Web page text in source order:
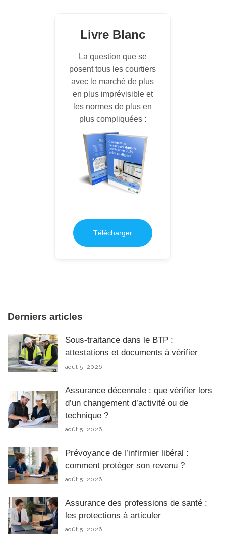
Livre Blanc
La question que se
posent tous les courtiers
avec le marché de plus
en plus imprévisible et
les normes de plus en
plus compliquées :
Télécharger
Derniers articles
Sous-traitance dans le BTP :
attestations et documents à vérifier
août 5, 2026
Assurance décennale : que vérifier lors
d’un changement d’activité ou de
technique ?
août 5, 2026
Prévoyance de l’infirmier libéral :
comment protéger son revenu ?
août 5, 2026
Assurance des professions de santé :
les protections à articuler
août 5, 2026